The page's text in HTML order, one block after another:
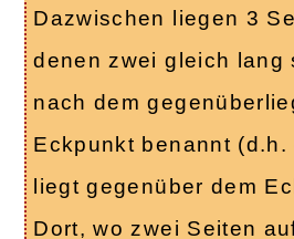
Dazwischen liegen 3
denen zwei gleich lang
nach dem
Eckpunkt benannt (d.h.
liegt gegenüber dem
Dort, wo zwei Seiten